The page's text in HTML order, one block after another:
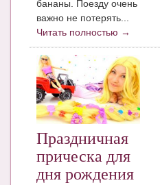
Сотрудничество. Авторам
бананы. Поезду очень
важно не потерять...
Читать полностью →
Праздничная
прическа для
дня рождения